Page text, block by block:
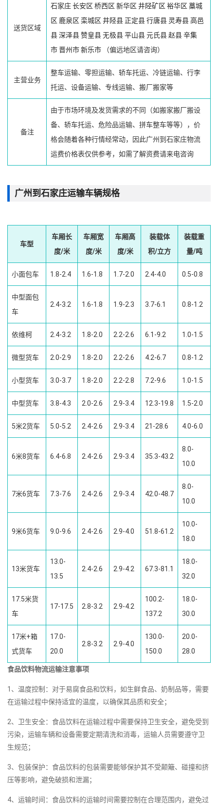
送货区域
石家庄长安区 桥西区 新华区 井陉矿区 裕华区 藁城
区 鹿泉区 栾城区 井陉县 正定县行唐县 灵寿县高邑
县深泽县赞皇县无极县平山县元氏县赵县辛集
市晋州市新乐市 （偏远地区请咨询）
主营业务
整车运输、零担运输、轿车托运、冷链运输、行李
托运、设备运输、专线运输、搬厂搬家等
备注
由于市场环境及发货需求的不同（如搬家搬厂搬设
备、轿车托运、危险品运输、拼车整车等等），价
格会随着各种行情经常动，因此广州到石家庄物流
运费价格表仅供参考，如需了解资费请来电咨询
广州到石家庄运输车辆规格
车型
车厢长
度/米
车厢宽
度/米
车厢高
度/米
装载体
积/立方
装载重
量/吨
小面包车 1.8-2.4 1.6-1.8 1.7-2.0 2.4-4.0 0.5-0.8
中型面包
车
2.4-3.2 1.6-1.8 1.9-2.3 3.7-6.1 0.8-1.2
依维柯 2.4-3.2 1.8-2.0 2.2-2.6 6.1-9.2 1.0-1.5
微型货车 2.0-2.9 1.8-2.0 2.2-2.6 4.2-6.7 0.8-1.2
小型货车 3.0-3.7 1.8-2.0 2.2-2.8 7.2-9.6 1.0-1.5
中型货车 3.8-4.3 2.0-2.6 2.9-3.4 12.3-19.8 1.5-2.0
5米2货车 5.0-5.2 2.4-2.6 2.9-3.4 21-28.6 4.0-6.0
6米8货车 6.4-6.8 2.4-2.6 2.9-3.4 35.3-43.2
8.0-
10.0
7米6货车 7.3-7.6 2.4-2.6 2.9-3.4 42.0-48.7
8.0-
10.0
9米6货车 9.0-9.6 2.4-2.6 2.9-4.0 51.8-61.2
10.0-
18.0
13米货车
13.0-
13.5
2.4-2.6 2.9-4.2 67.3-81.1
18.0-
32.0
17.5米货
车
17-17.5 2.8-3.2 2.9-4.2
100.2-
137.2
18.0-
30.0
17米+箱
式货车
17.0-
20.0
2.8-3.2 2.9-4.0
130.0-
150.0
20.0-
28.0
食品饮料物流运输注意事项
1、温度控制：对于易腐食品和饮料，如生鲜食品、奶制品等，需要
在运输过程中保持适宜的温度，以确保其品质和安全；
2、卫生安全：食品饮料在运输过程中需要保持卫生安全，避免受到
污染，运输车辆和设备需要定期清洗和消毒，运输人员需要遵守卫
生规范；
3、包装保护：食品饮料的包装需要能够保护其不受颠簸、碰撞和挤
压等影响，避免破损和泄漏；
4、运输时间：食品饮料的运输时间需要控制在合理范围内，避免过